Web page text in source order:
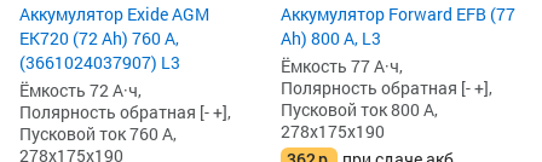
Аккумулятор Exide AGM
EK720 (72 Ah) 760 А,
(3661024037907) L3
Ёмкость 72 А·ч,
Полярность обратная [- +],
Пусковой ток 760 А,
278x175x190
Аккумулятор Forward EFB (77
Ah) 800 А, L3
Ёмкость 77 А·ч,
Полярность обратная [- +],
Пусковой ток 800 А,
278x175x190